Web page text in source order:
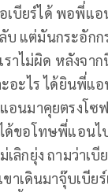
บียร์ได้ พอพี่แอ
บ แต่มันกระอัก
าไม่ผิด หลังจาก
ะอะไร ได้ยินพี่แ
อนมาคุยตรงโซ
ด้ขอโทษพี่แอนไ
เลิกยุ่ง ถามว่าเ
เดินมาจุ๊บเบีย